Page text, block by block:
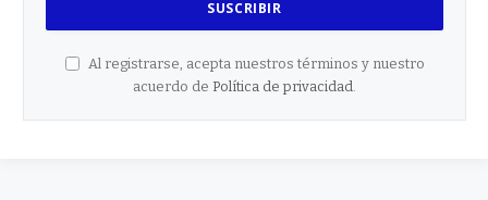
Al registrarse, acepta nuestros términos y nuestro
acuerdo de Política de privacidad.